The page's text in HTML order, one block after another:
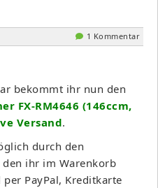
1 Kommentar
bekommt ihr nun den
FX-RM4646 (146ccm,
Versand.
durch den
den ihr im Warenkorb
PayPal, Kreditkarte